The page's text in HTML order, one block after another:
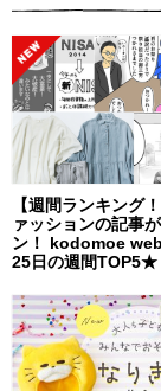
【週間ランキング
ァッションの記事
ン！ kodomoe
25日の週間TOP5★